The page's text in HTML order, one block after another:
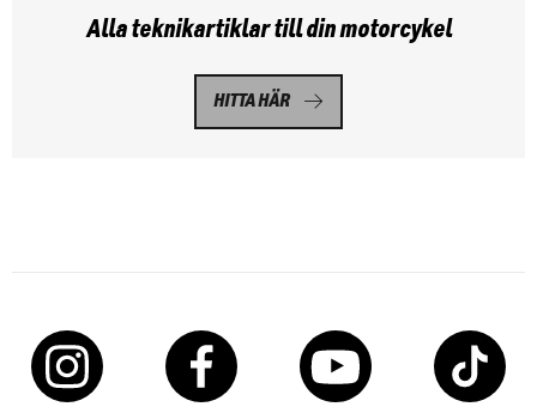
Alla teknikartiklar till din motorcykel
HITTA HÄR